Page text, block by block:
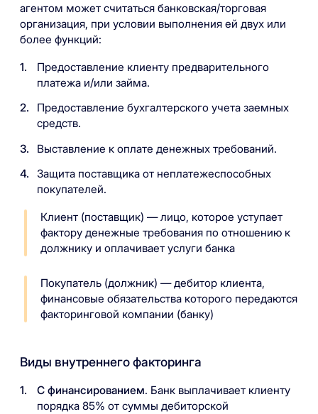
агентом может считаться банковская/торговая
организация, при условии выполнения ей двух или
более функций:
Предоставление клиенту предварительного
платежа и/или займа.
Предоставление бухгалтерского учета заемных
средств.
Выставление к оплате денежных требований.
Защита поставщика от неплатежеспособных
покупателей.
Клиент (поставщик) — лицо, которое уступает
фактору денежные требования по отношению к
должнику и оплачивает услуги банка
Покупатель (должник) — дебитор клиента,
финансовые обязательства которого передаются
факторинговой компании (банку)
Виды внутреннего факторинга
С финансированием. Банк выплачивает клиенту
порядка 85% от суммы дебиторской